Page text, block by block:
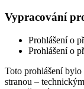
Vypracování
Prohlášení o
Prohlášení o
Toto prohlášení
stranou –